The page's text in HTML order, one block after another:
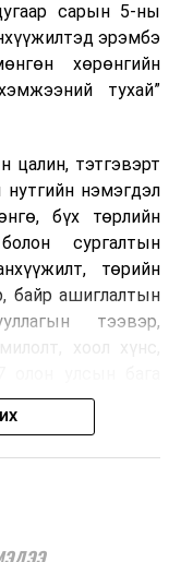
гадаадын
Тухайлбал,
орлогын 80 гаруй
бөгөөд тус улсын
орж болзошгүйг
сарын 5-ны
эрэмбэ
хөрөнгийн
тухай”
цалин, тэтгэвэрт
нутгийн нэмэгдэл
бүх төрлийн
сургалтын
төрийн
байр ашиглалтын
тээвэр,
нутгийн нөөц
болсон байна.